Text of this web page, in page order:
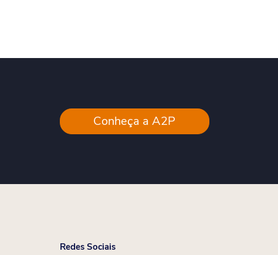
Conheça a A2P
Redes Sociais